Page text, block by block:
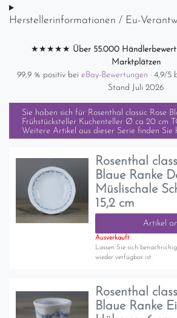
Herstellerinformationen / Eu-
★★★★★ Über 55.000
Marktplätzen
99,9 % positiv bei eBay-Bewertungen · 4,9/5
Stand Juli 2026
Sie haben sich für Rosenthal classic Rose
Frühstücksteller Kuchenteller Ø ca 20 cm
Weitere Artikel aus dieser Serie finden Sie
Rosenthal
Blaue Ranke
Müslischale
15,2 cm
Artikel
Ausverkauft
Lassen Sie sich
wieder verfügbar ist.
Rosenthal
Blaue Ranke